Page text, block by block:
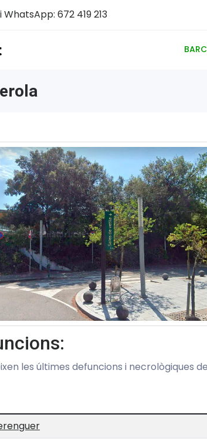
672 419 213
les últimes defuncions i necrològiques